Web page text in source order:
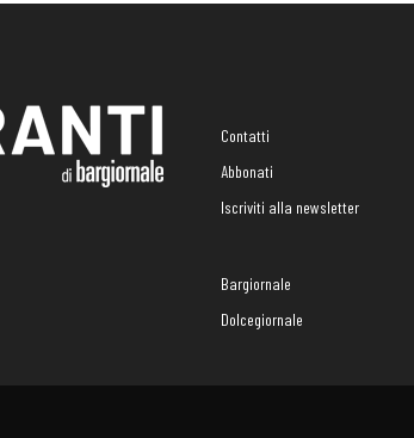
Contatti
Abbonati
Iscriviti alla newsletter
Bargiornale
Dolcegiornale